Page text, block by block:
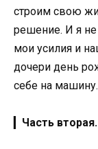
строим свою
решение. И я
мои усилия и
дочери день
себе на машину.
Часть